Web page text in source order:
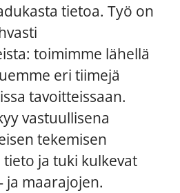
tietoa. Työ on
toimimme lähellä
eri tiimejä
tavoitteissaan.
vastuullisena
tekemisen
ja tuki kulkevat
ja maarajojen.